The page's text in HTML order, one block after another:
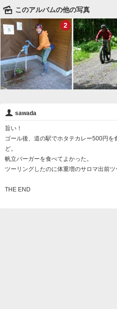
🌄 このアルバムの他の写真
2
👤 sawada
旨い！
ゴール後、道の駅でホタテカレー500円
ど。
帆立バーガーを食べてよかった。
ツーリングしたのに体重増のサロマ出前ツ
THE END